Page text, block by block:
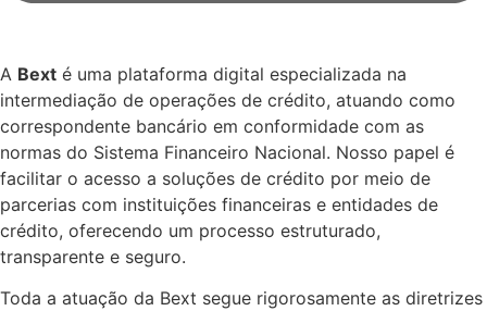
A Bext é uma plataforma digital especializada na
intermediação de operações de crédito, atuando como
correspondente bancário em conformidade com as
normas do Sistema Financeiro Nacional. Nosso papel é
facilitar o acesso a soluções de crédito por meio de
parcerias com instituições financeiras e entidades de
crédito, oferecendo um processo estruturado,
transparente e seguro.
Toda a atuação da Bext segue rigorosamente as diretrizes